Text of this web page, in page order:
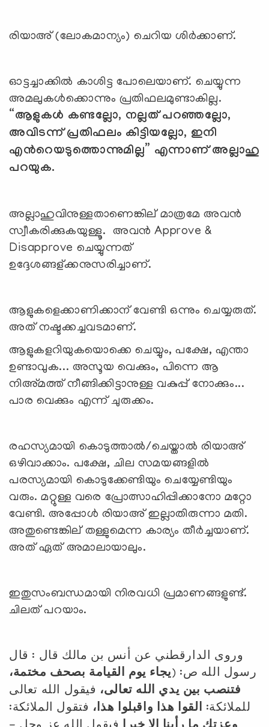
രിയാഅ് (ലോകമാന്യം) ചെറിയ ശിര്‍ക്കാണ്.
ഓട്ടച്ചാക്കില്‍ കാശിട്ട പോലെയാണ്. ചെയ്യുന്ന
അമലുകള്‍ക്കൊന്നും പ്രതിഫലമുണ്ടാകില്ല.
ആളുകള്‍ കണ്ടല്ലോ, നല്ലത് പറഞ്ഞല്ലോ,
അവിടന്ന് പ്രതിഫലം കിട്ടിയല്ലോ, ഇനി
എന്‍റെയടുത്തൊന്നുമില്ല
എന്നാണ് അല്ലാഹു
പറയുക.
അല്ലാഹുവിനുള്ളതാണെങ്കില് മാത്രമേ അവന്‍
സ്വീകരിക്കുകയുള്ളൂ. അവന്‍ Approve &
Disapprove ചെയ്യുന്നത്
ഉദ്ദേശങ്ങള്ക്കനുസരിച്ചാണ്.
ആളുകളെക്കാണിക്കാന് വേണ്ടി ഒന്നും ചെയ്യരുത്.
അത് നഷ്ടക്കച്ചവടമാണ്.
ആളുകളറിയുകയൊക്കെ ചെയ്യും, പക്ഷേ, എന്താ
ഉണ്ടാവുക... അസൂയ വെക്കും, പിന്നെ ആ
നിഅ്മത്ത് നീങ്ങിക്കിട്ടാനുള്ള വകുപ്പ് നോക്കും...
പാര വെക്കും എന്ന് ചുരുക്കം.
രഹസ്യമായി കൊടുത്താല്‍/ചെയ്താല്‍ രിയാഅ്
ഒഴിവാക്കാം. പക്ഷേ, ചില സമയങ്ങളില്‍
പരസ്യമായി കൊടുക്കേണ്ടിയും ചെയ്യേണ്ടിയും
വരും. മറ്റുള്ള വരെ പ്രോത്സാഹിപ്പിക്കാനോ മറ്റോ
വേണ്ടി. അപ്പോള്‍ രിയാഅ് ഇല്ലാതിരുന്നാ മതി.
അതുണ്ടെങ്കില് തള്ളുമെന്ന കാര്യം തീര്‍ച്ചയാണ്.
അത് ഏത് അമാലായാലും.
ഇതുസംബന്ധമായി നിരവധി പ്രമാണങ്ങളുണ്ട്.
ചിലത് പറയാം.
وروى الدارقطني عن أنس بن مالك قال : قال
رسول الله ص: (يجاء يوم القيامة بصحف مختمة،
فتنصب بين يدي الله تعالى، فيقول الله تعالى
للملائكة: القوا هذا واقبلوا هذا، فتقول الملائكة: